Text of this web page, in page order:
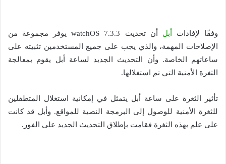
وفقًا لإفادات أبل
أن تحديث watchOS 7.3.3 يوفر مجموعة من
الإصلاحات المهمة، والذي يجب على جميع المستخدمين تثبيته على
ساعاتهم الخاصة. وأن التحديث الجديد لساعة أبل يقوم بمعالجة
الثغرة الأمنية التي تم استغلالها.
تأثير الثغرة على ساعة أبل يتمثل في إمكانية استغلال المتطفلين
للثغرة الأمنية للوصول إلى البرمجة النصية للمواقع. وأبل قد كانت
على علم بهذه الثغرة فقامت بإطلاق التحديث الجديد على الفور.